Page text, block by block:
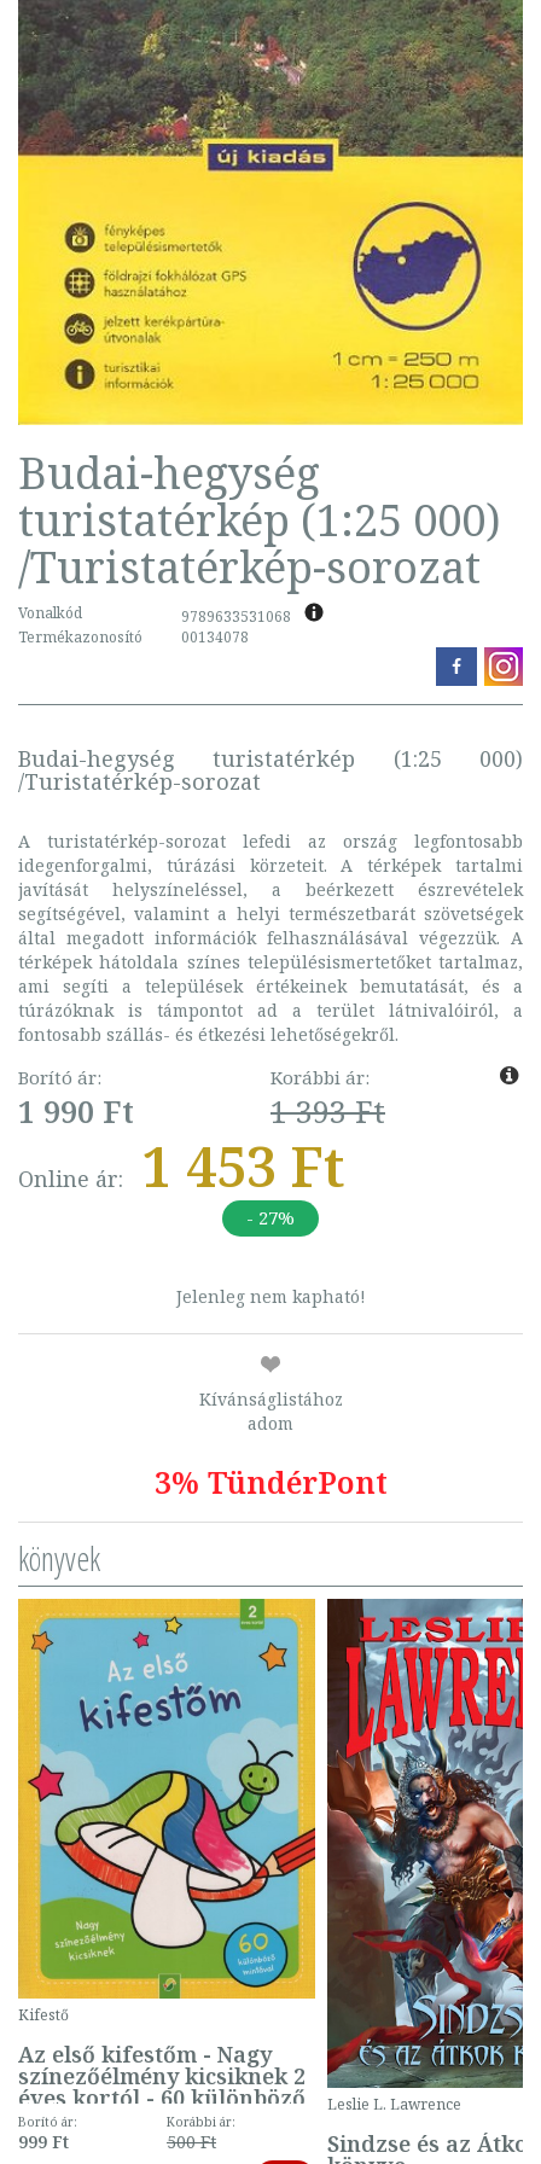
Budai-hegység
turistatérkép (1:25 000)
/Turistatérkép-sorozat
Vonalkód
9789633531068
Termékazonosító
00134078
Budai-hegység turistatérkép (1:25 000)
/Turistatérkép-sorozat
A turistatérkép-sorozat lefedi az ország legfontosabb
idegenforgalmi, túrázási körzeteit. A térképek tartalmi
javítását helyszíneléssel, a beérkezett észrevételek
segítségével, valamint a helyi természetbarát szövetségek
által megadott információk felhasználásával végezzük. A
térképek hátoldala színes településismertetőket tartalmaz,
ami segíti a települések értékeinek bemutatását, és a
túrázóknak is támpontot ad a terület látnivalóiról, a
fontosabb szállás- és étkezési lehetőségekről.
Borító ár:
1 990 Ft
Korábbi ár:
1 393 Ft
Online ár: 1 453 Ft
- 27%
Jelenleg nem kapható!
Kívánságlistához
adom
3% TündérPont
könyvek
Kifestő
Az első kifestőm - Nagy
színezőélmény kicsiknek 2
éves kortól - 60 különböző
mintával (gombás)
Borító ár:
999 Ft
Korábbi ár:
500 Ft
Leslie L. Lawrence
Sindzse és az Átkok